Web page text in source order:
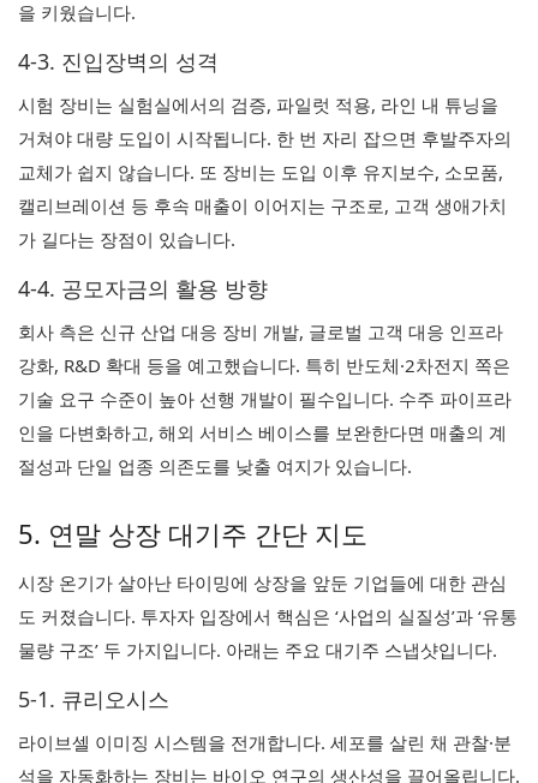
을 키웠습니다.
4-3. 진입장벽의 성격
시험 장비는 실험실에서의 검증, 파일럿 적용, 라인 내 튜닝을
거쳐야 대량 도입이 시작됩니다. 한 번 자리 잡으면 후발주자의
교체가 쉽지 않습니다. 또 장비는 도입 이후 유지보수, 소모품,
캘리브레이션 등 후속 매출이 이어지는 구조로, 고객 생애가치
가 길다는 장점이 있습니다.
4-4. 공모자금의 활용 방향
회사 측은 신규 산업 대응 장비 개발, 글로벌 고객 대응 인프라
강화, R&D 확대 등을 예고했습니다. 특히 반도체·2차전지 쪽은
기술 요구 수준이 높아 선행 개발이 필수입니다. 수주 파이프라
인을 다변화하고, 해외 서비스 베이스를 보완한다면 매출의 계
절성과 단일 업종 의존도를 낮출 여지가 있습니다.
5. 연말 상장 대기주 간단 지도
시장 온기가 살아난 타이밍에 상장을 앞둔 기업들에 대한 관심
도 커졌습니다. 투자자 입장에서 핵심은 ‘사업의 실질성’과 ‘유통
물량 구조’ 두 가지입니다. 아래는 주요 대기주 스냅샷입니다.
5-1. 큐리오시스
라이브셀 이미징 시스템을 전개합니다. 세포를 살린 채 관찰·분
석을 자동화하는 장비는 바이오 연구의 생산성을 끌어올립니다.